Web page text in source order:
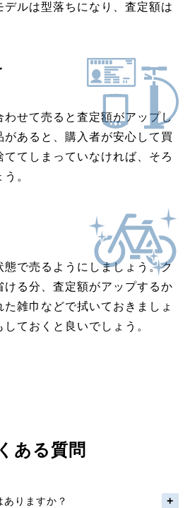
デルは型落ちになり、査定額は
わせて売ると査定額がアップし
があると、購入者が安心して買
ててしまっていなければ、そろ
。
態で売るようにしましょう。ク
ける分、査定額がアップするか
た雑巾などで拭いておきましょ
ておくと良いでしょう。
ある質問
りますか？